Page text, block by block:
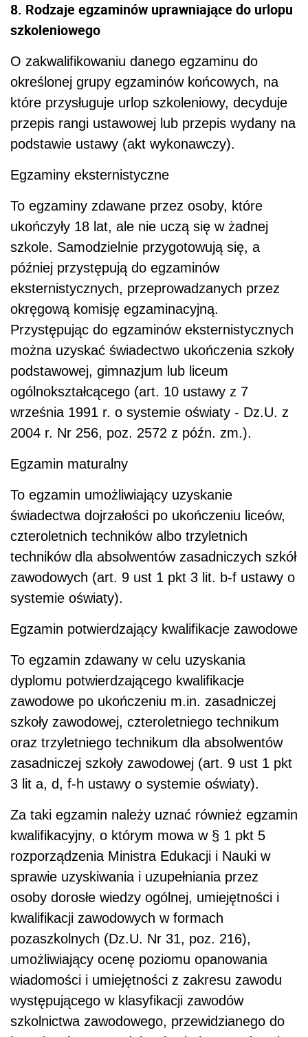
8. Rodzaje egzaminów uprawniające do urlopu
szkoleniowego
O zakwalifikowaniu danego egzaminu do
określonej grupy egzaminów końcowych, na
które przysługuje urlop szkoleniowy, decyduje
przepis rangi ustawowej lub przepis wydany na
podstawie ustawy (akt wykonawczy).
Egzaminy eksternistyczne
To egzaminy zdawane przez osoby, które
ukończyły 18 lat, ale nie uczą się w żadnej
szkole. Samodzielnie przygotowują się, a
później przystępują do egzaminów
eksternistycznych, przeprowadzanych przez
okręgową komisję egzaminacyjną.
Przystępując do egzaminów eksternistycznych
można uzyskać świadectwo ukończenia szkoły
podstawowej, gimnazjum lub liceum
ogólnokształcącego (art. 10 ustawy z 7
września 1991 r. o systemie oświaty - Dz.U. z
2004 r. Nr 256, poz. 2572 z późn. zm.).
Egzamin maturalny
To egzamin umożliwiający uzyskanie
świadectwa dojrzałości po ukończeniu liceów,
czteroletnich techników albo trzyletnich
techników dla absolwentów zasadniczych szkół
zawodowych (art. 9 ust 1 pkt 3 lit. b-f ustawy o
systemie oświaty).
Egzamin potwierdzający kwalifikacje zawodowe
To egzamin zdawany w celu uzyskania
dyplomu potwierdzającego kwalifikacje
zawodowe po ukończeniu m.in. zasadniczej
szkoły zawodowej, czteroletniego technikum
oraz trzyletniego technikum dla absolwentów
zasadniczej szkoły zawodowej (art. 9 ust 1 pkt
3 lit a, d, f-h ustawy o systemie oświaty).
Za taki egzamin należy uznać również egzamin
kwalifikacyjny, o którym mowa w § 1 pkt 5
rozporządzenia Ministra Edukacji i Nauki w
sprawie uzyskiwania i uzupełniania przez
osoby dorosłe wiedzy ogólnej, umiejętności i
kwalifikacji zawodowych w formach
pozaszkolnych (Dz.U. Nr 31, poz. 216),
umożliwiający ocenę poziomu opanowania
wiadomości i umiejętności z zakresu zawodu
występującego w klasyfikacji zawodów
szkolnictwa zawodowego, przewidzianego do